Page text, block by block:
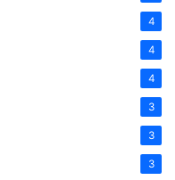
4
4
4
3
3
3